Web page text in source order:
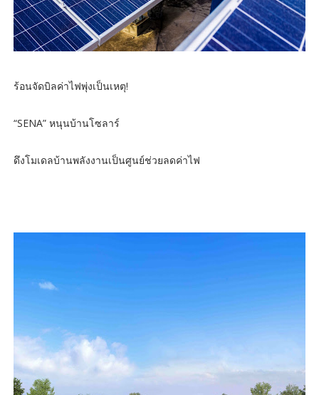
ร้อนจัดบิลค่าไฟพุ่งเป็นเหตุ!
“SENA” หนุนบ้านโซลาร์
ดึงโมเดลบ้านพลังงานเป็นศูนย์ช่วยลดค่าไฟ